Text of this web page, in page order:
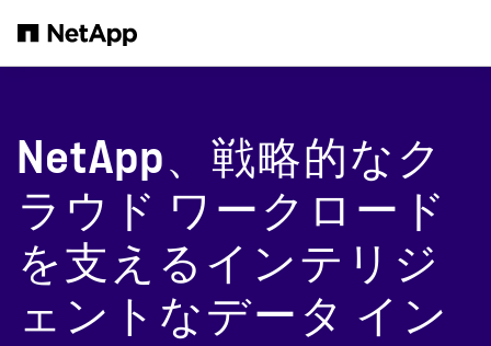
NetApp、戦略的なク
ラウド ワークロード
を支えるインテリジ
ェントなデータ イン